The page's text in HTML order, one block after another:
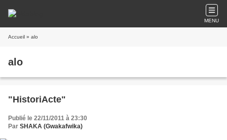
MENU
Accueil » alo
alo
"HistoriActe"
Publié le 22/11/2011 à 23:30
Par SHAKA (Gwakafwika)